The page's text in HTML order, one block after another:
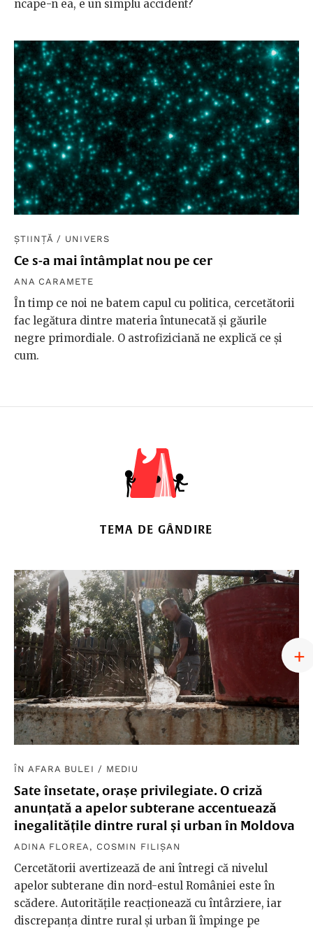
ncape-n ea, e un simplu accident?
ȘTIINȚĂ / UNIVERS
Ce s-a mai întâmplat nou pe cer
ANA CARAMETE
În timp ce noi ne batem capul cu politica, cercetătorii
fac legătura dintre materia întunecată și găurile
negre primordiale. O astrofiziciană ne explică ce și
cum.
TEMA DE GÂNDIRE
ÎN AFARA BULEI / MEDIU
Sate însetate, orașe privilegiate. O criză
anunțată a apelor subterane accentuează
inegalitățile dintre rural și urban în Moldova
ADINA FLOREA , COSMIN FILIȘAN
Cercetătorii avertizează de ani întregi că nivelul
apelor subterane din nord-estul României este în
scădere. Autoritățile reacționează cu întârziere, iar
discrepanța dintre rural și urban îi împinge pe